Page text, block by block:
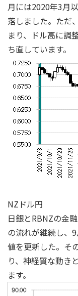
月には2020年3月
落しました。ただ
まり、ドル高に調
ち直しています。
NZドル円
日銀とRBNZの金
の流れが継続し、
値を更新した。そ
り、神経質な動き
ます。